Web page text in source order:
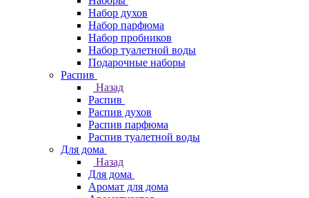
Набор духов
Набор парфюма
Набор пробников
Набор туалетной воды
Подарочные наборы
Распив
Назад
Распив
Распив духов
Распив парфюма
Распив туалетной воды
Для дома
Назад
Для дома
Аромат для дома